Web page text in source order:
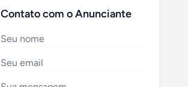
Contato com o Anunciante